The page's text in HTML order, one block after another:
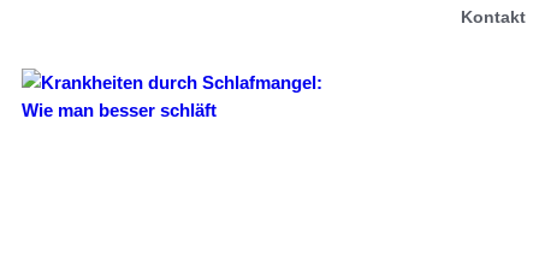
Kontakt